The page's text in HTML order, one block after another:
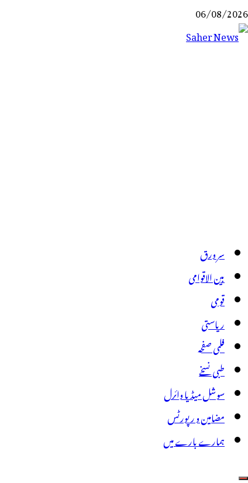
Skip
to
06/08/2026
سر ورق
بین الاقوامی
قومی
ریاستی
فلمی صفحہ
طبی نسخے
سوشل میڈیا وائرل
مضامین و رپورٹس
ہمارے بارے میں